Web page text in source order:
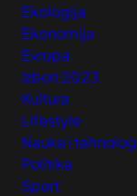
Ekologija
Ekonomija
Evropa
Izbori 2023
Kultura
Lifestyle
Nauka i
Politika
Sport